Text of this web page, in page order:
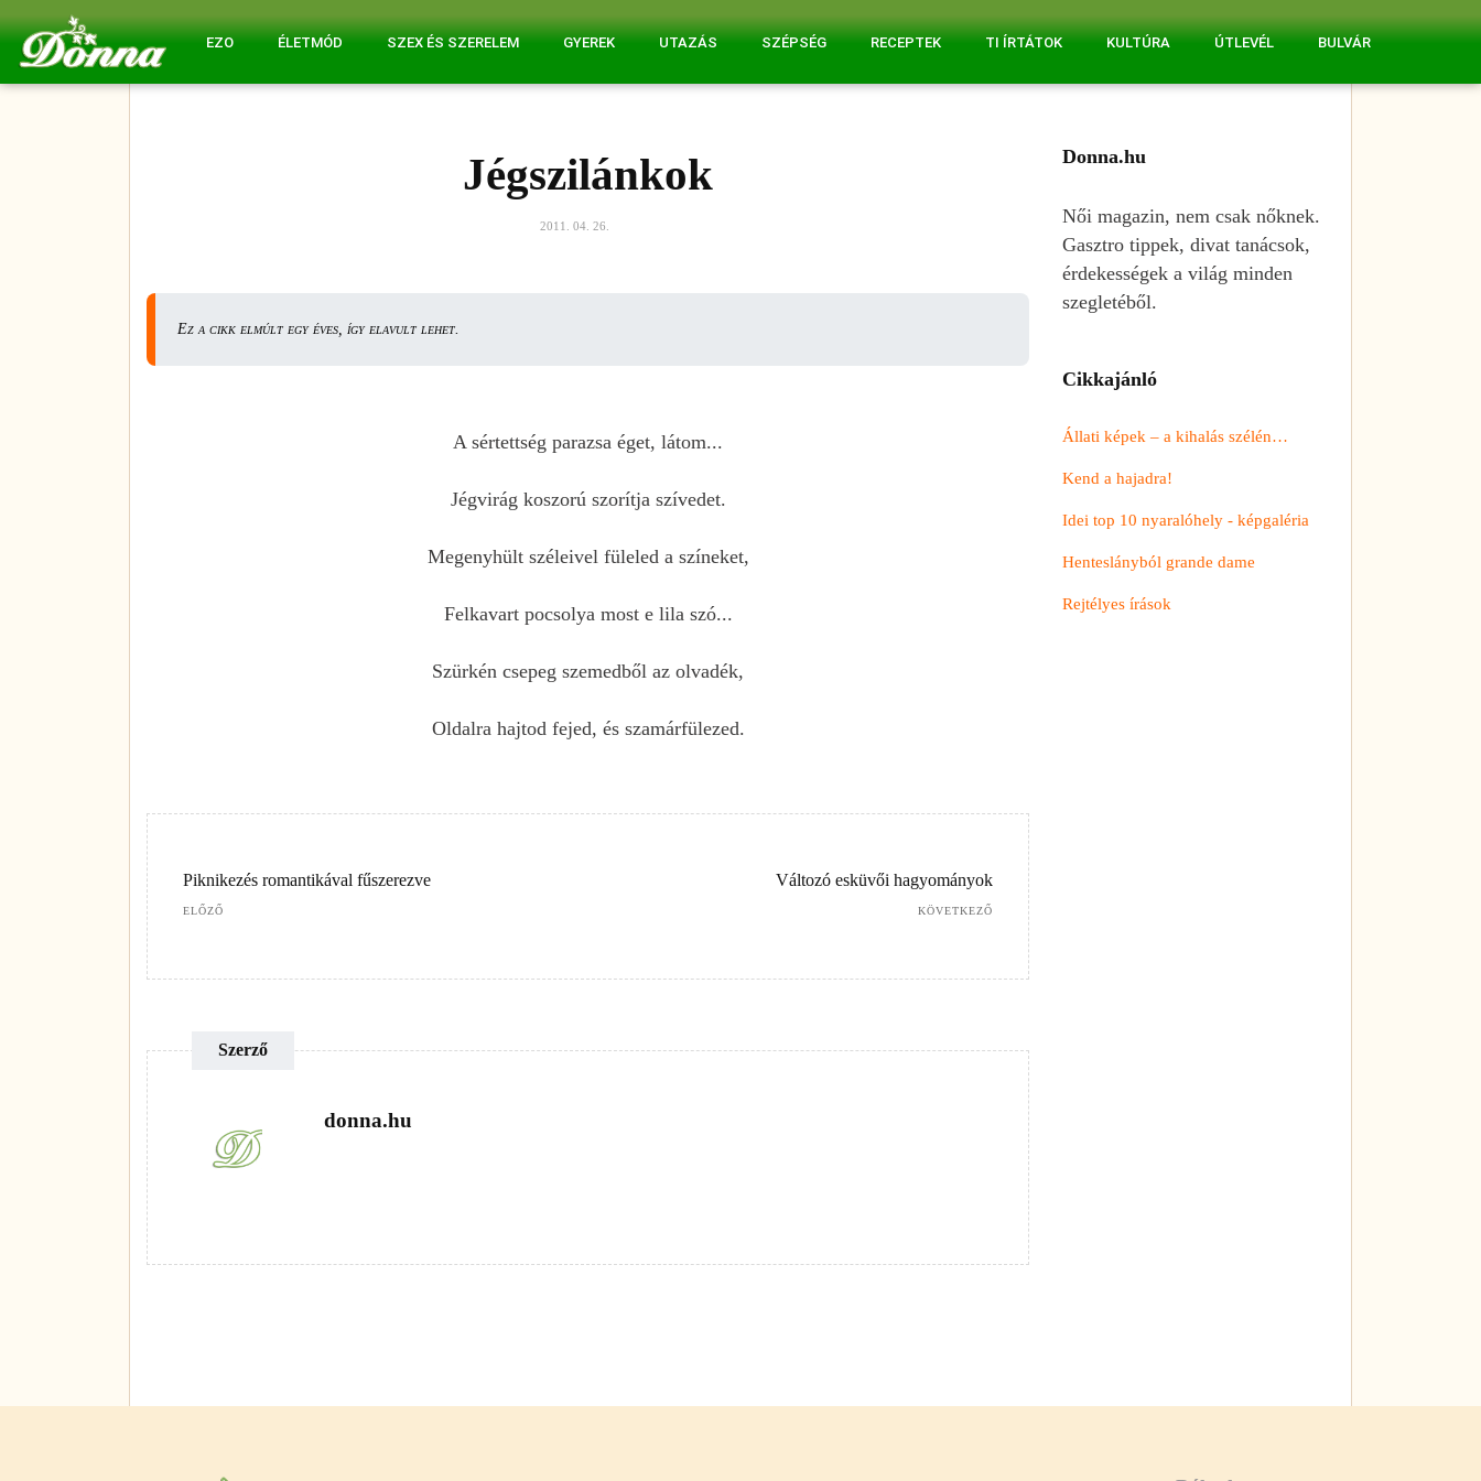
EZO ÉLETMÓD SZEX ÉS SZERELEM GYEREK UTAZÁS SZÉPSÉG RECEPTEK TI ÍRTÁTOK KULTÚRA ÚTLEVÉL BULVÁR
Jégszilánkok
2011. 04. 26.
Ez a cikk elmúlt egy éves, így elavult lehet.
A sértettség parazsa éget, látom...
Jégvirág koszorú szorítja szívedet.
Megenyhült széleivel füleled a színeket,
Felkavart pocsolya most e lila szó...
Szürkén csepeg szemedből az olvadék,
Oldalra hajtod fejed, és szamárfülezed.
Piknikezés romantikával fűszerezve
ELŐZŐ
Változó esküvői hagyományok
KÖVETKEZŐ
Szerző
donna.hu
Donna.hu
Női magazin, nem csak nőknek.
Gasztro tippek, divat tanácsok,
érdekességek a világ minden
szegletéből.
Cikkajánló
Állati képek – a kihalás szélén…
Kend a hajadra!
Idei top 10 nyaralóhely - képgaléria
Henteslányból grande dame
Rejtélyes írások